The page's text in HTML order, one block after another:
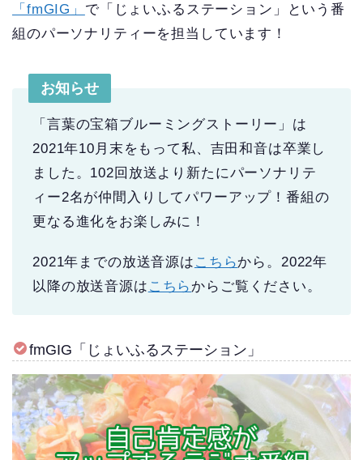
「fmGIG」 で「じょいふるステーション」という番
組のパーソナリティーを担当しています！
お知らせ
「言葉の宝箱ブルーミングストーリー」は
2021年10月末をもって私、吉田和音は卒業し
ました。102回放送より新たにパーソナリテ
ィー2名が仲間入りしてパワーアップ！番組の
更なる進化をお楽しみに！
2021年までの放送音源は こちらから。2022年
以降の放送音源は こちら からご覧ください。
fmGIG「じょいふるステーション」